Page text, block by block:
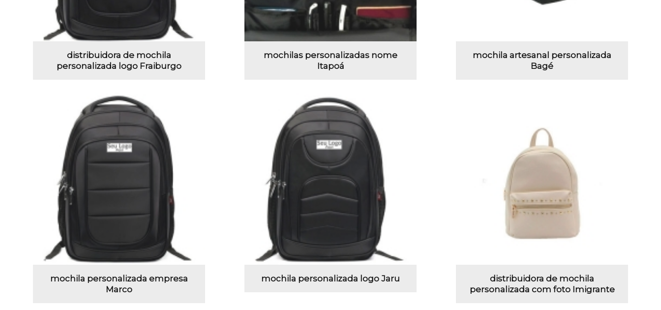
distribuidora de mochila
personalizada logo Fraiburgo
mochilas personalizadas nome
Itapoá
mochila artesanal personalizada
Bagé
mochila personalizada empresa
Marco
mochila personalizada logo Jaru
distribuidora de mochila
personalizada com foto Imigrante